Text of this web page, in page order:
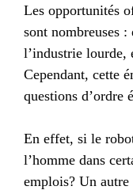
Les opportunités
sont nombreuses :
l’industrie lourde,
Cependant, cette
questions d’ordre
En effet, si le
l’homme dans
emplois? Un